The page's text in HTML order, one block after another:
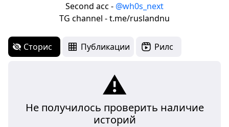
Second acc - @wh0s_next
TG channel - t.me/ruslandnu
Сторис Публикации Рилс
⚠️
Не получилось проверить наличие
историй